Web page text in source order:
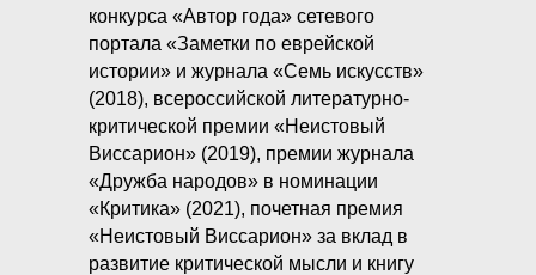
конкурса «Автор года» сетевого
портала «Заметки по еврейской
истории» и журнала «Семь искусств»
(2018), всероссийской литературно-
критической премии «Неистовый
Виссарион» (2019), премии журнала
«Дружба народов» в номинации
«Критика» (2021), почетная премия
«Неистовый Виссарион» за вклад в
развитие критической мысли и книгу